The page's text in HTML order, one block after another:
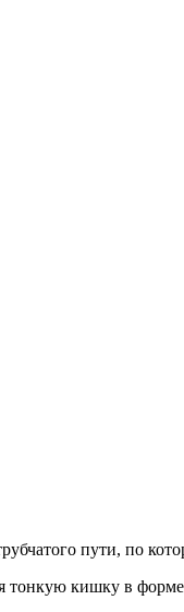
пути, по
кишку в форме